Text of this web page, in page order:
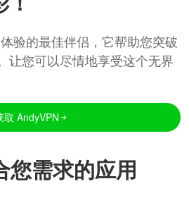
验的最佳伴侣，它帮助您突破
让您可以尽情地享受这个无界
取 AndyVPN
您需求的应用